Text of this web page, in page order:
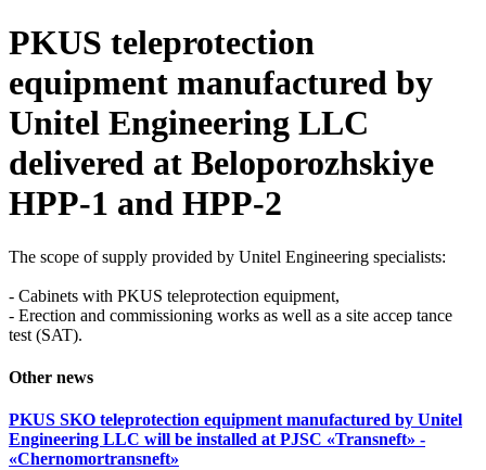
PKUS teleprotection
equipment manufactured by
Unitel Engineering LLC
delivered at Beloporozhskiye
HPP-1 and HPP-2
The scope of supply provided by Unitel Engineering specialists:
- Cabinets with PKUS teleprotection equipment,
- Erection and commissioning works as well as a site accep tance
test (SAT).
Other news
PKUS SKO teleprotection equipment manufactured by Unitel
Engineering LLC will be installed at PJSC «Transneft» -
«Chernomortransneft»